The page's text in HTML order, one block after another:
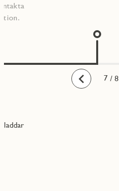
Bakåt 1
2
3
4
5
6
7
8 / 8
laddar